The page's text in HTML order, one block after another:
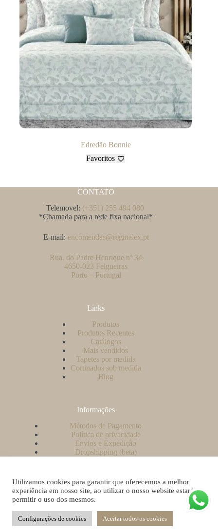
Edredão Bonnie
Favoritos
CONTATO
Telemovel: (+351) 255 494 080
*Chamada para a rede fixa nacional*
E-mail: encomendas@reginalex.pt
Rua. do Padre Henrique nº 34
4650-023 Felgueiras
Porto – Portugal
Links
Produtos
Produtos Recentes
Catálogos
Mais vendidos
Tapetes por medida
Cortinados sob medida
Blog
Informações
Métodos de Pagamento
Política de privacidade
Envios e Expedição
Dropshipping (beta)
Como criar uma conta no nosso website?
Livro de Reclamações
Utilizamos cookies para garantir que oferecemos a melhor
experiência em nosso site, ao utilizar o nosso website estará a
permitir o uso dos mesmos.
Configurações de cookies Aceitar todos os cookies